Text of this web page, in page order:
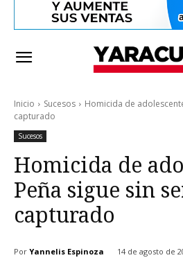
Inicio Sucesos
Homicida de
capturado
Sucesos
Homicida de
Peña sigue sin
capturado
Por Yannelis Espinoza 14 de agosto de